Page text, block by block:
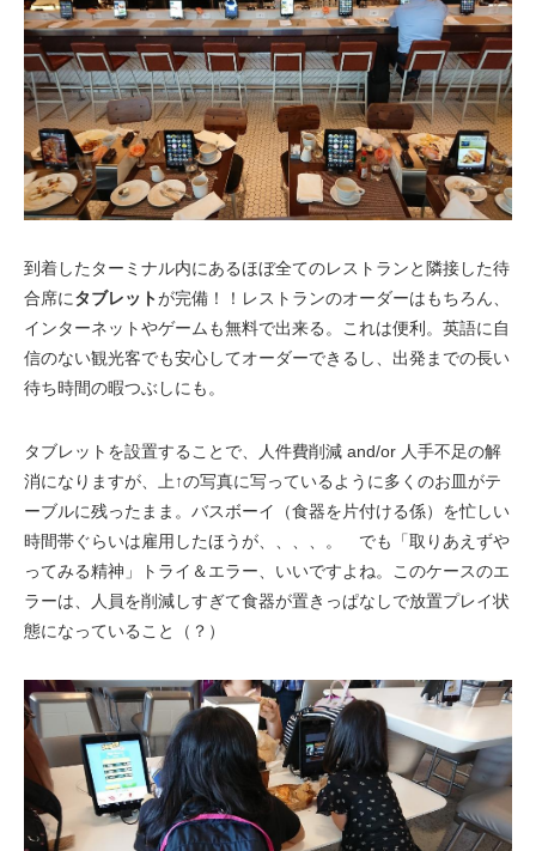
到着したターミナル内にあるほぼ全てのレストランと隣接した待
合席にタブレットが完備！！レストランのオーダーはもちろん、
インターネットやゲームも無料で出来る。これは便利。英語に自
信のない観光客でも安心してオーダーできるし、出発までの長い
待ち時間の暇つぶしにも。
タブレットを設置することで、人件費削減 and/or 人手不足の解
消になりますが、上↑の写真に写っているように多くのお皿がテ
ーブルに残ったまま。バスボーイ（食器を片付ける係）を忙しい
時間帯ぐらいは雇用したほうが、、、、。 でも「取りあえずや
ってみる精神」トライ＆エラー、いいですよね。このケースのエ
ラーは、人員を削減しすぎて食器が置きっぱなしで放置プレイ状
態になっていること（？）